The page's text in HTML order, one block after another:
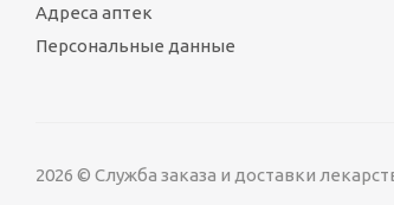
Адреса аптек
Персональные данные
2026 © Служба заказа и доставки